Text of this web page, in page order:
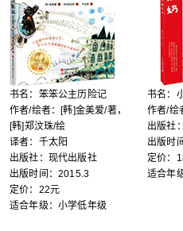
书名：笨笨公主历险记
作者/绘者：[韩]金美爱/著，
[韩]郑汶珠/绘
译者：千太阳
出版社：现代出版社
出版时间：2015.3
定价：22元
适合年级：小学低年级
书名：
作者/绘
出版社
出版时
定价：
适合年